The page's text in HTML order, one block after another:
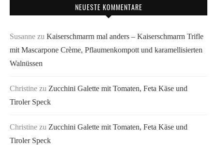
NEUESTE KOMMENTARE
Susanne zu Kaiserschmarrn mal anders – Kaiserschmarrn Trifle
mit Mascarpone Crème, Pflaumenkompott und karamellisierten
Walnüssen
Christine zu Zucchini Galette mit Tomaten, Feta Käse und
Tiroler Speck
Christine zu Zucchini Galette mit Tomaten, Feta Käse und
Tiroler Speck